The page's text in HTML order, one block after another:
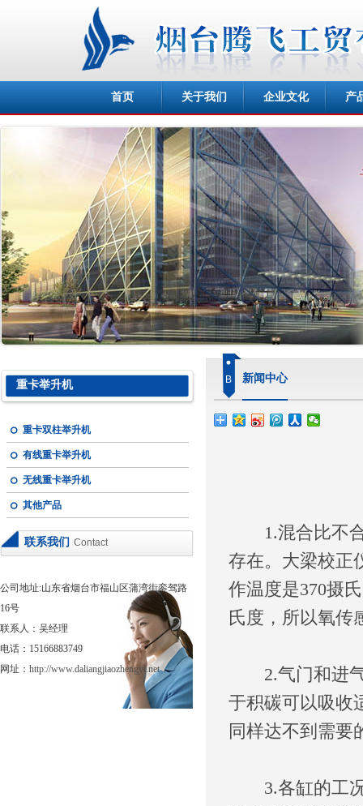
首页 关于我们 企业文化 产
重卡举升机
重卡双柱举升机
有线重卡举升机
无线重卡举升机
其他产品
联系我们 Contact
公司地址:山东省烟台市福山区蒲湾街銮驾路
16号
联系人：吴经理
电话：15166883749
网址： http://www.daliangjiaozhengyi.net
B 新闻中心
1.混合比不合
存在。 大梁校正
作温度是370摄
氏度，所以氧传
2.气门和进气
于积碳可以吸收
同样达不到需要
3.各缸的工况